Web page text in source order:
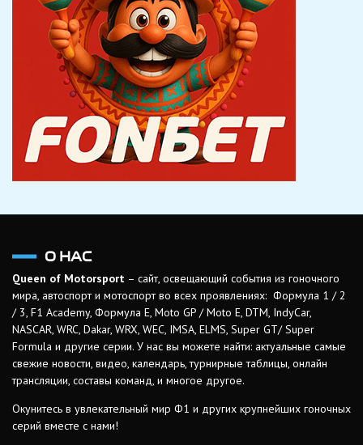
О НАС
Queen of Motorsport – сайт, освещающий события из гоночного
мира, автоспорт и мотоспорт во всех проявлениях: Формула 1 / 2
/ 3, F1 Academy, Формула Е, Moto GP / Moto E, DTM, IndyCar,
NASCAR, WRC, Dakar, WRX, WEC, IMSA, ELMS, Super GT/ Super
Formula и другие серии. У нас вы можете найти: актуальные самые
свежие новости, видео, календарь, турнирные таблицы, онлайн
трансляции, составы команд, и многое другое.
Окунитесь в увлекательный мир Ф1 и других крупнейших гоночных
серий вместе с нами!